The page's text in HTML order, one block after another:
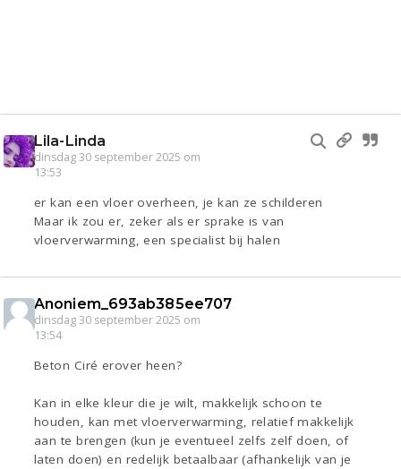
Lila-Linda
dinsdag 30 september 2025 om
13:53
er kan een vloer overheen, je kan ze schilderen
Maar ik zou er, zeker als er sprake is van
vloerverwarming, een specialist bij halen
Anoniem_693ab385ee707
dinsdag 30 september 2025 om
13:54
Beton Ciré erover heen?
Kan in elke kleur die je wilt, makkelijk schoon te
houden, kan met vloerverwarming, relatief makkelijk
aan te brengen (kun je eventueel zelfs zelf doen, of
laten doen) en redelijk betaalbaar (afhankelijk van je